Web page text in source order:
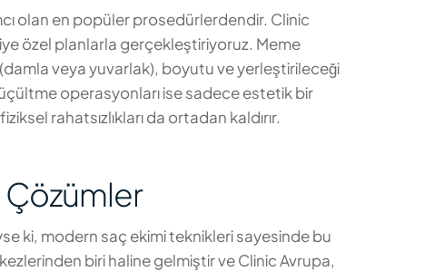
olan en popüler prosedürlerdendir. Clinic
özel planlarla gerçekleştiriyoruz. Meme
veya yuvarlak), boyutu ve yerleştirileceği
operasyonları ise sadece estetik bir
rahatsızlıkları da ortadan kaldırır.
Çözümler
ki, modern saç ekimi teknikleri sayesinde bu
biri haline gelmiştir ve Clinic Avrupa,